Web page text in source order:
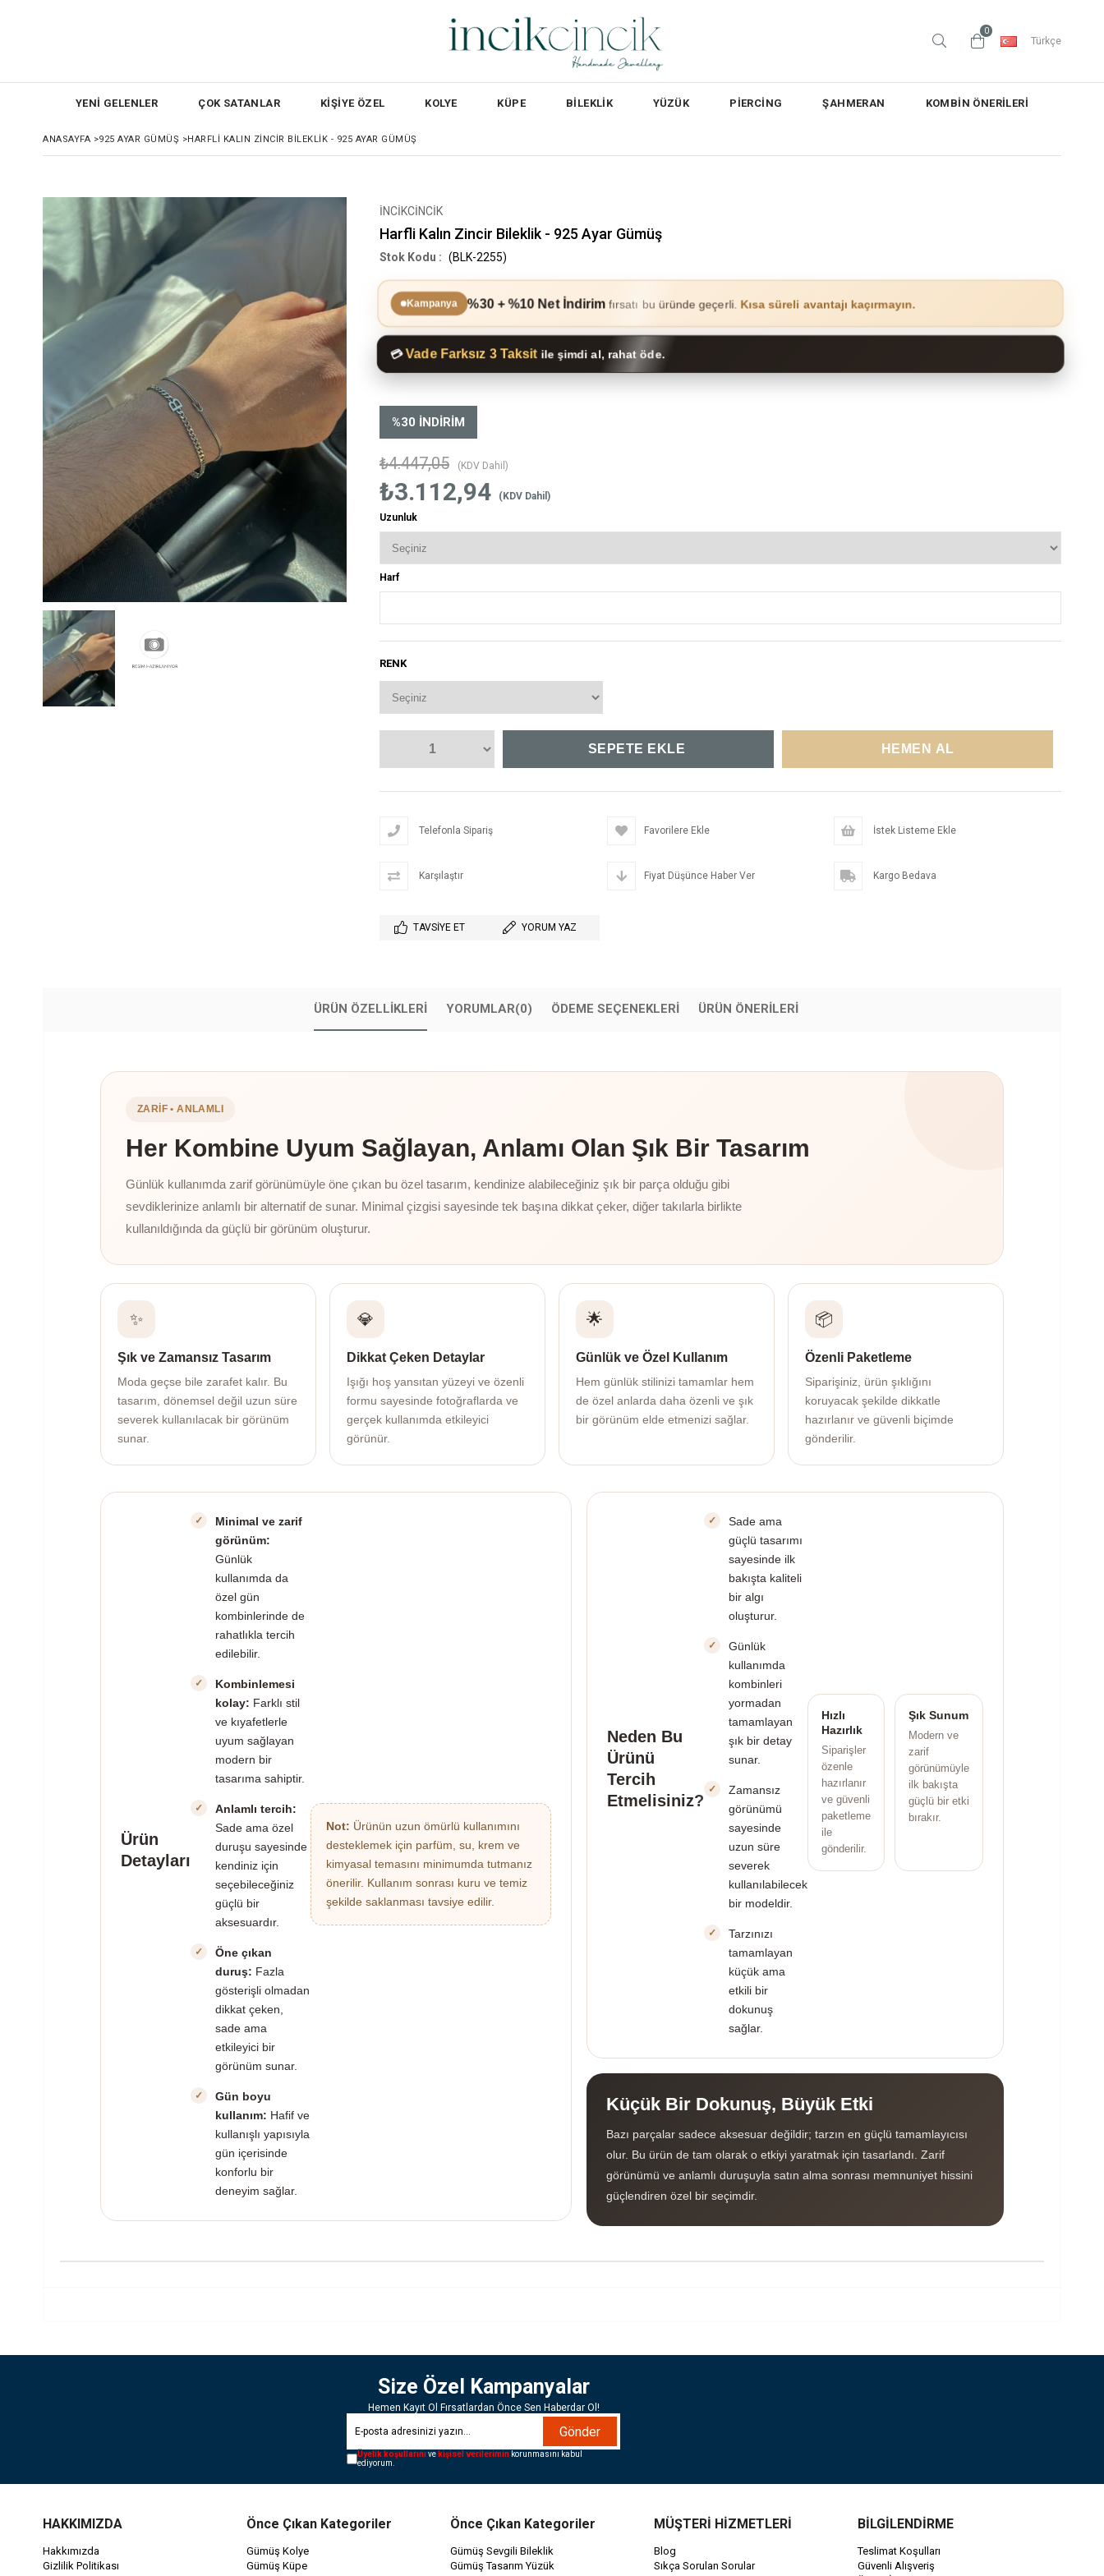
0
Türkçe
YENİ GELENLER ÇOK SATANLAR KİŞİYE ÖZEL KOLYE KÜPE BİLEKLİK YÜZÜK PİERCİNG ŞAHMERAN KOMBİN ÖNERİLERİ
ANASAYFA >925 AYAR GÜMÜŞ >HARFLI KALIN ZINCIR BILEKLIK - 925 AYAR GÜMÜŞ
İNCİKCİNCİK
Harfli Kalın Zincir Bileklik - 925 Ayar Gümüş
(BLK-2255)
Kampanya %30 + %10 Net İndirim fırsatı bu üründe geçerli. Kısa süreli avantajı kaçırmayın.
💳Vade Farksız 3 Taksit ile şimdi al, rahat öde.
%30 İNDIRIM
₺4.447,05 (KDV Dahil)
₺3.112,94
(KDV Dahil)
Uzunluk
Harf
RENK
Telefonla Sipariş Favorilere Ekle İstek Listeme Ekle
Karşılaştır Fiyat Düşünce Haber Ver Kargo Bedava
TAVSIYE ET YORUM YAZ
ÜRÜN ÖZELLIKLERI YORUMLAR(0) ÖDEME SEÇENEKLERI ÜRÜN ÖNERILERI
ZARIF • ANLAMLI
Her Kombine Uyum Sağlayan, Anlamı Olan Şık Bir Tasarım
Günlük kullanımda zarif görünümüyle öne çıkan bu özel tasarım, kendinize alabileceğiniz şık bir parça olduğu gibi
sevdiklerinize anlamlı bir alternatif de sunar. Minimal çizgisi sayesinde tek başına dikkat çeker, diğer takılarla birlikte
kullanıldığında da güçlü bir görünüm oluşturur.
✨
Şık ve Zamansız Tasarım
Moda geçse bile zarafet kalır. Bu
tasarım, dönemsel değil uzun süre
severek kullanılacak bir görünüm
sunar.
💎
Dikkat Çeken Detaylar
Işığı hoş yansıtan yüzeyi ve özenli
formu sayesinde fotoğraflarda ve
gerçek kullanımda etkileyici
görünür.
🌟
Günlük ve Özel Kullanım
Hem günlük stilinizi tamamlar hem
de özel anlarda daha özenli ve şık
bir görünüm elde etmenizi sağlar.
📦
Özenli Paketleme
Siparişiniz, ürün şıklığını
koruyacak şekilde dikkatle
hazırlanır ve güvenli biçimde
gönderilir.
Ürün
Detayları
Minimal ve zarif
görünüm:
Günlük
kullanımda da
özel gün
kombinlerinde de
rahatlıkla tercih
edilebilir.
Kombinlemesi
kolay: Farklı stil
ve kıyafetlerle
uyum sağlayan
modern bir
tasarıma sahiptir.
Anlamlı tercih:
Sade ama özel
duruşu sayesinde
kendiniz için
seçebileceğiniz
güçlü bir
aksesuardır.
Öne çıkan
duruş: Fazla
gösterişli olmadan
dikkat çeken,
sade ama
etkileyici bir
görünüm sunar.
Gün boyu
kullanım: Hafif ve
kullanışlı yapısıyla
gün içerisinde
konforlu bir
deneyim sağlar.
Not: Ürünün uzun ömürlü kullanımını
desteklemek için parfüm, su, krem ve
kimyasal temasını minimumda tutmanız
önerilir. Kullanım sonrası kuru ve temiz
şekilde saklanması tavsiye edilir.
Neden Bu
Ürünü
Tercih
Etmelisiniz?
Sade ama
güçlü tasarımı
sayesinde ilk
bakışta kaliteli
bir algı
oluşturur.
Günlük
kullanımda
kombinleri
yormadan
tamamlayan
şık bir detay
sunar.
Zamansız
görünümü
sayesinde
uzun süre
severek
kullanılabilecek
bir modeldir.
Tarzınızı
tamamlayan
küçük ama
etkili bir
dokunuş
sağlar.
Hızlı
Hazırlık
Siparişler
özenle
hazırlanır
ve güvenli
paketleme
ile
gönderilir.
Şık Sunum
Modern ve
zarif
görünümüyle
ilk bakışta
güçlü bir etki
bırakır.
Küçük Bir Dokunuş, Büyük Etki
Bazı parçalar sadece aksesuar değildir; tarzın en güçlü tamamlayıcısı
olur. Bu ürün de tam olarak o etkiyi yaratmak için tasarlandı. Zarif
görünümü ve anlamlı duruşuyla satın alma sonrası memnuniyet hissini
güçlendiren özel bir seçimdir.
Size Özel Kampanyalar
Hemen Kayıt Ol Fırsatlardan Önce Sen Haberdar Ol!
Gönder
Üyelik koşullarınıve kişisel verileriminkorunmasını kabul
ediyorum.
HAKKIMIZDA
Hakkımızda
Gizlilik Politikası
Önce Çıkan Kategoriler
Gümüş Kolye
Gümüş Küpe
Önce Çıkan Kategoriler
Gümüş Sevgili Bileklik
Gümüş Tasarım Yüzük
MÜŞTERİ HİZMETLERİ
Blog
Sıkça Sorulan Sorular
BİLGİLENDİRME
Teslimat Koşulları
Güvenli Alışveriş